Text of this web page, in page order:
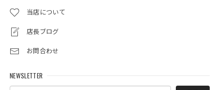
当店について
店長ブログ
お問合わせ
NEWSLETTER